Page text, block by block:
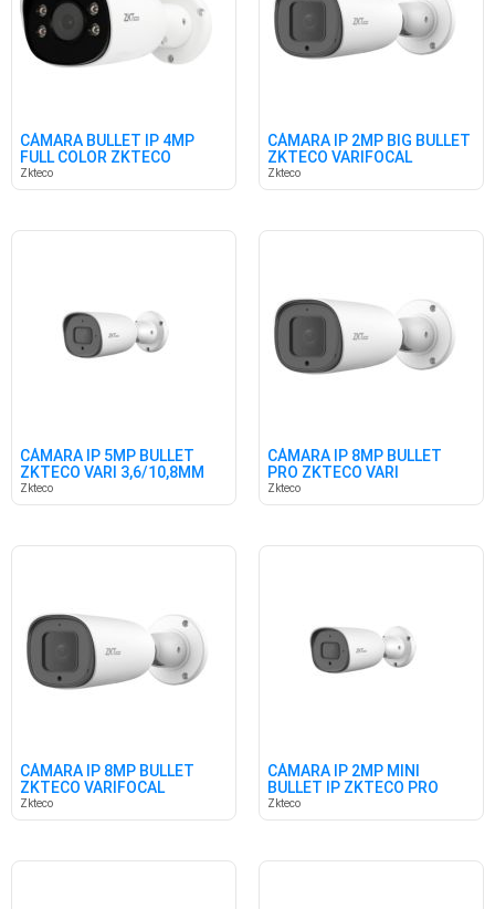
CÁMARA BULLET IP 4MP
FULL COLOR ZKTECO
Zkteco
CÁMARA IP 2MP BIG BULLET
ZKTECO VARIFOCAL
3.3/10MM
Zkteco
CÁMARA IP 5MP BULLET
ZKTECO VARI 3,6/10,8MM
Zkteco
CÁMARA IP 8MP BULLET
PRO ZKTECO VARI
3.2/10,5MM
Zkteco
CÁMARA IP 8MP BULLET
ZKTECO VARIFOCAL
3.6/11MM
Zkteco
CÁMARA IP 2MP MINI
BULLET IP ZKTECO PRO
SMART
Zkteco